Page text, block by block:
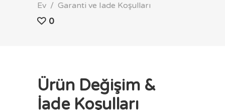
Ev / Garanti ve Iade Koşulları
0
Ürün Değişim &
İade Koşulları